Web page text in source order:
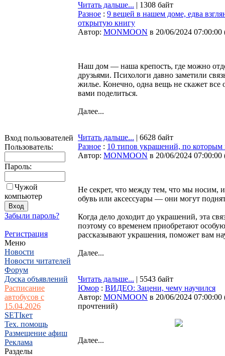
Вход пользователей
Пользователь:
Пароль:
Чужой
компьютер
Забыли пароль?
Регистрация
Меню
Новости
Новости читателей
Форум
Доска объявлений
Расписание
автобусов с
15.04.2026
SETIкет
Тех. помощь
Размещение афиш
Реклама
Разделы
Читать дальше... | 1308 байт
Разное : 9 вещей в нашем доме, едва
открытую книгу
Автор: MONMOON в 20/06/2024 07:00:00
Наш дом — наша крепость, где можно
друзьями. Психологи давно заметили
жилье. Конечно, одна вещь не скажет
вами поделиться.
Далее...
Читать дальше... | 6628 байт
Разное : 10 типов украшений, по которым
Автор: MONMOON в 20/06/2024 07:00:00
Не секрет, что между тем, что мы носим,
обувь или аксессуары — они могут
Когда дело доходит до украшений, эта
поэтому со временем приобретают
рассказывают украшения, поможет вам
Далее...
Читать дальше... | 5543 байт
Юмор : ВИДЕО: Зацени, чему научился
Автор: MONMOON в 20/06/2024 07:00:00
прочтений)
Далее...